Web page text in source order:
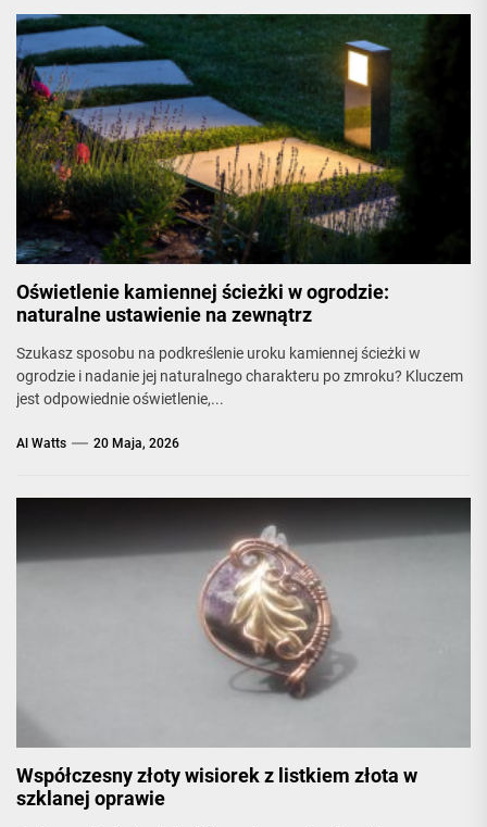
Oświetlenie kamiennej ścieżki w ogrodzie:
naturalne ustawienie na zewnątrz
Szukasz sposobu na podkreślenie uroku kamiennej ścieżki w
ogrodzie i nadanie jej naturalnego charakteru po zmroku? Kluczem
jest odpowiednie oświetlenie,...
Al Watts 20 Maja, 2026
Współczesny złoty wisiorek z listkiem złota w
szklanej oprawie